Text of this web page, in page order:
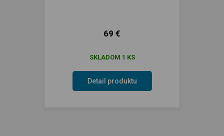
69 €
SKLADOM 1 KS
Detail produktu